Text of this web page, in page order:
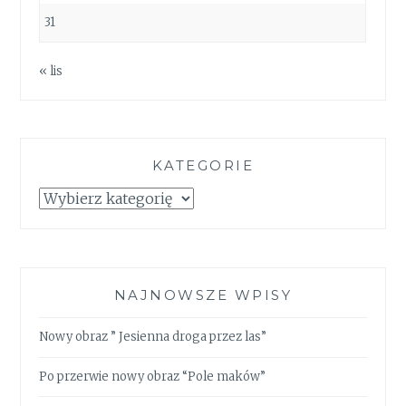
31
« lis
KATEGORIE
Kategorie
NAJNOWSZE WPISY
Nowy obraz ” Jesienna droga przez las”
Po przerwie nowy obraz “Pole maków”